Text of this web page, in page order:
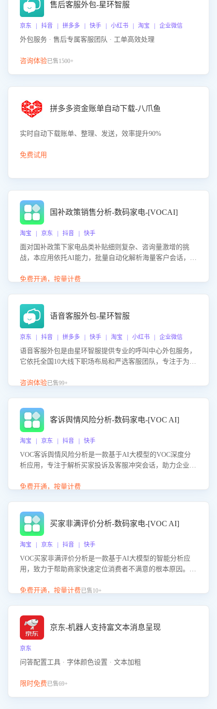
售后客服外包-星环智服
京东 | 抖音 | 拼多多 | 快手 | 小红书 | 淘宝 | 企业微信
外包服务 · 售后专属客服团队 · 工单高效处理
咨询体验已售1500+
拼多多资金账单自动下载-八爪鱼
实时自动下载账单、整理、发送，效率提升90%
免费试用
国补政策销售分析-数码家电-[VOCAI]
淘宝 | 京东 | 抖音 | 快手
面对国补政策下家电品类补贴细则复杂、咨询量激增的挑
战，本应用依托AI能力，批量自动化解析海量客户会话，精
购买意向，深度洞察决策动因。同时全面评估客服团队政策
度、客服转化能力及销售业绩。
免费开通，按量计费
语音客服外包-星环智服
京东 | 抖音 | 拼多多 | 快手 | 淘宝 | 小红书 | 企业微信
语音客服外包是由星环智服提供专业的呼叫中心外包服务，
它依托全国10大线下职场布局和严选客服团队，专注于为企
客服团队和智能工具提升语音客服服务效率和质量，帮助企
咨询体验已售99+
客诉舆情风险分析-数码家电-[VOC AI]
淘宝 | 京东 | 抖音 | 快手
VOC客诉舆情风险分析是一款基于AI大模型的VOC深度分
析应用，专注于解析买家投诉及客服冲突会话，助力企业精
别客户情绪、归因争议根源，并客观评估客服应对合理性与
能力，阻断差评扩散，维护品牌声誉，实现客户满意度的持
续提升。
免费开通，按量计费
买家非满评价分析-数码家电-[VOC AI]
淘宝 | 京东 | 抖音 | 快手
VOC买家非满评价分析是一款基于AI大模型的智能分析应
用，致力于帮助商家快速定位消费者不满意的根本原因。该
客服原因或其它部门原因，明确责任归属，提供可落地的改
改，有效提升客户满意度和店铺整体服务质量。
免费开通，按量计费已售10+
京东-机器人支持富文本消息呈现
京东
问答配置工具 · 字体颜色设置 · 文本加粗
限时免费已售69+